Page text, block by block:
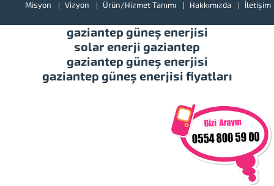
Misyon Vizyon Ürün/Hizmet Tanımı Hakkımızda İletişim
gaziantep güneş enerjisi
solar enerji gaziantep
gaziantep güneş enerjisi
gaziantep güneş enerjisi fiyatları